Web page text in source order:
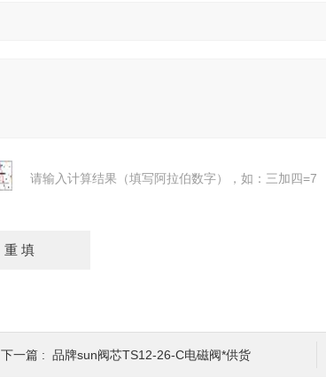
请输入计算结果（填写阿拉伯数字），如：三加四=7
下一篇 : 品牌sun阀芯TS12-26-C电磁阀*供货